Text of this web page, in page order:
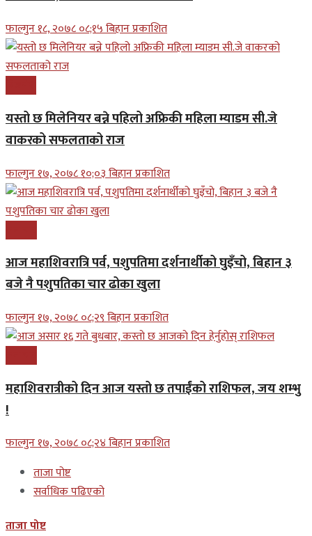
फाल्गुन १८, २०७८ ०८;१५ बिहान प्रकाशित
यस्तो छ मिलेनियर बन्ने पहिलो अफ्रिकी महिला म्याडम सी.जे
वाकरको सफलताको राज
फाल्गुन १७, २०७८ १०;०३ बिहान प्रकाशित
आज महाशिवरात्रि पर्व, पशुपतिमा दर्शनार्थीको घुइँचो, बिहान ३
बजे नै पशुपतिका चार ढोका खुला
फाल्गुन १७, २०७८ ०८;२९ बिहान प्रकाशित
महाशिवरात्रीको दिन आज यस्तो छ तपाईंको राशिफल, जय शम्भु
!
फाल्गुन १७, २०७८ ०८;२४ बिहान प्रकाशित
ताजा पोष्ट
सर्वाधिक पढिएको
ताजा पोष्ट